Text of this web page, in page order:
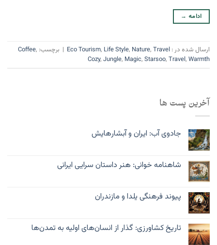
آخرین پست ها
جادوی آب: ایران و آبشارهایش
شاهنامه خوانی: هنر داستان سرایی ایرانی
پیوند فرهنگی یلدا و مازندران
تاریخ کشاورزی: گذار از انسان‌های اولیه به تمدن‌ها
ادامه →
ارسال شده در : Eco Tourism, Life Style, Nature, Travel
| برچسب: Coffee,
Cozy, Jungle, Magic, Starsoo, Travel, Warmth